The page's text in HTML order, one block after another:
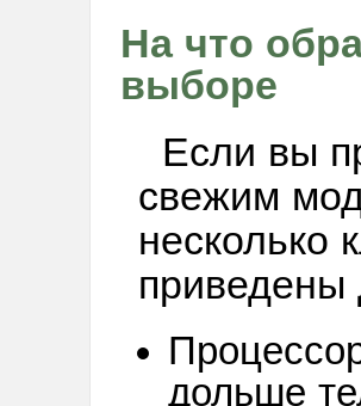
На что
выборе
Если вы
свежим
несколько
приведены
дольше